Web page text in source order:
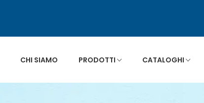
CHI SIAMO PRODOTTI CATALOGHI